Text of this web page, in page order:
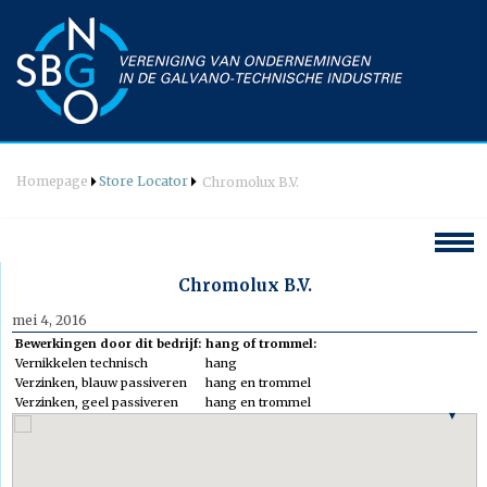
Homepage Store Locator Chromolux B.V.
Hoofdmenu
Welkom
Agenda
Nieuws
Vereniging
Chromolux B.V.
mei 4, 2016
Bewerkingen door dit bedrijf: hang of trommel:
Vernikkelen technisch
hang
Verzinken, blauw passiveren
hang en trommel
Verzinken, geel passiveren
hang en trommel